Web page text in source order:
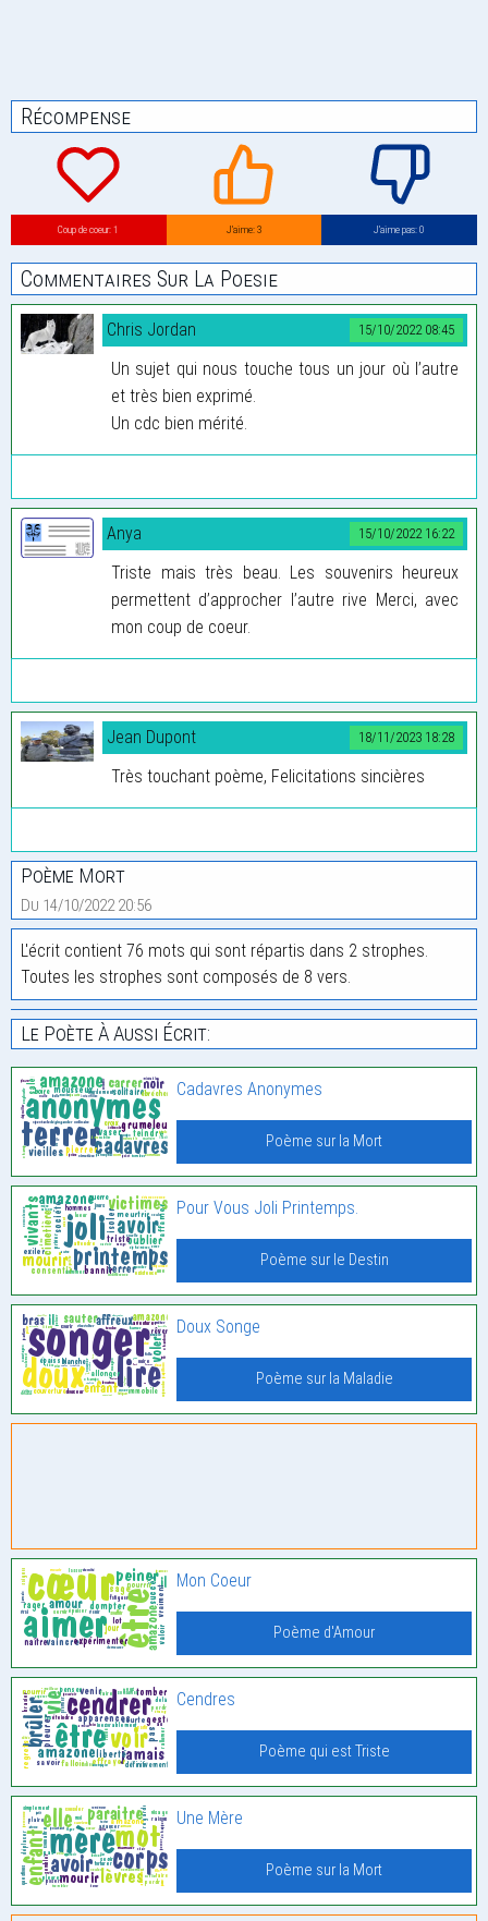
Récompense
Coup de coeur: 1 J’aime: 3 J’aime pas: 0
Commentaires Sur La Poesie
15/10/2022 08:45
Chris Jordan
Un sujet qui nous touche tous un jour où l’autre
et très bien exprimé.
Un cdc bien mérité.
15/10/2022 16:22
Anya
Triste mais très beau. Les souvenirs heureux
permettent d’approcher l’autre rive Merci, avec
mon coup de coeur.
18/11/2023 18:28
Jean Dupont
Très touchant poème, Felicitations sincières
Poème Mort
Du 14/10/2022 20:56
L'écrit contient 76 mots qui sont répartis dans 2 strophes.
Toutes les strophes sont composés de 8 vers.
Le Poète À Aussi Écrit:
Cadavres Anonymes
Poème sur la Mort
Pour Vous Joli Printemps.
Poème sur le Destin
Doux Songe
Poème sur la Maladie
Mon Coeur
Poème d'Amour
Cendres
Poème qui est Triste
Une Mère
Poème sur la Mort